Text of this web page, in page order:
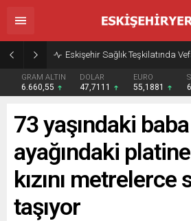
Eskişehir Sağlık Teşkilatında
GRAM ALTIN
6.660,55
DOLAR
47,7111
EURO
55,1881
73 yaşındaki baba
ayağındaki
kızını metrelerce
taşıyor